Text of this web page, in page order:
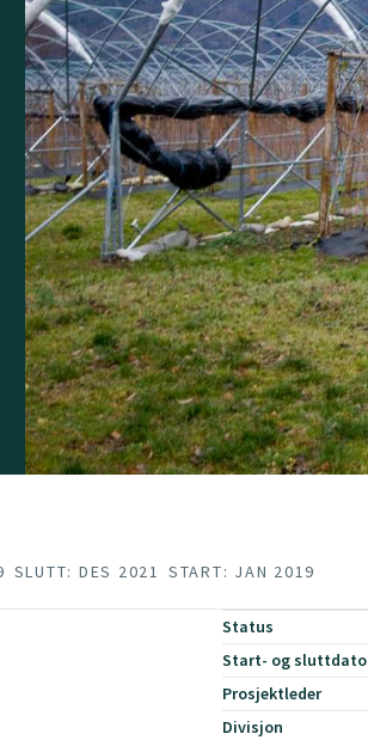
SLUTT: DES 2021 START: JAN 2019
Status
Start- og sluttdato
Prosjektleder
Divisjon